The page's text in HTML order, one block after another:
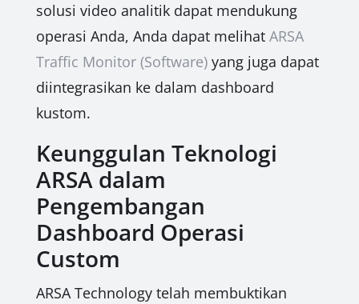
solusi video analitik dapat mendukung
operasi Anda, Anda dapat melihat ARSA
Traffic Monitor (Software)yang juga dapat
diintegrasikan ke dalam dashboard
kustom.
Keunggulan Teknologi
ARSA dalam
Pengembangan
Dashboard Operasi
Custom
ARSA Technology telah membuktikan